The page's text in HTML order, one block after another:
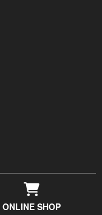
ONLINE SHOP